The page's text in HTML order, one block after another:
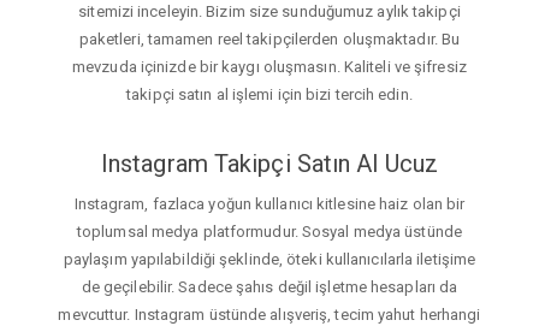
sitemizi inceleyin. Bizim size sunduğumuz aylık takipçi
paketleri, tamamen reel takipçilerden oluşmaktadır. Bu
mevzuda içinizde bir kaygı oluşmasın. Kaliteli ve şifresiz
takipçi satın al işlemi için bizi tercih edin.
Instagram Takipçi Satın Al Ucuz
Instagram, fazlaca yoğun kullanıcı kitlesine haiz olan bir
toplumsal medya platformudur. Sosyal medya üstünde
paylaşım yapılabildiği şeklinde, öteki kullanıcılarla iletişime
de geçilebilir. Sadece şahıs değil işletme hesapları da
mevcuttur. Instagram üstünde alışveriş, tecim yahut herhangi